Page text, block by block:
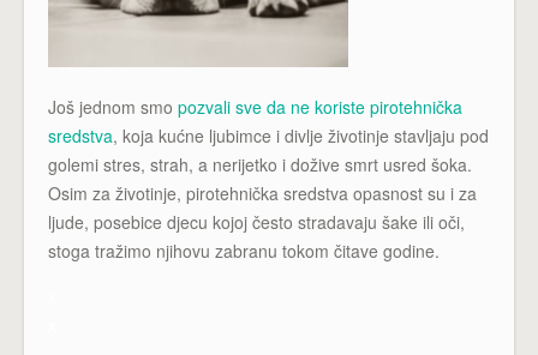
Još jednom smo pozvali sve da ne koriste pirotehnička
sredstva, koja kućne ljubimce i divlje životinje stavljaju pod
golemi stres, strah, a nerijetko i dožive smrt usred šoka.
Osim za životinje, pirotehnička sredstva opasnost su i za
ljude, posebice djecu kojoj često stradavaju šake ili oči,
stoga tražimo njihovu zabranu tokom čitave godine.